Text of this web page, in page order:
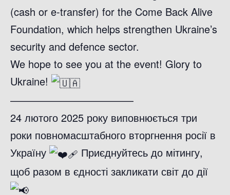
(cash or e-transfer) for the Come Back Alive
Foundation, which helps strengthen Ukraine’s
security and defence sector.
We hope to see you at the event! Glory to
Ukraine!
————————————
24 лютого 2025 року виповнюється три
роки повномасштабного вторгнення росії в
Україну
Приєднуйтесь до мітингу,
щоб разом в єдності закликати світ до дії